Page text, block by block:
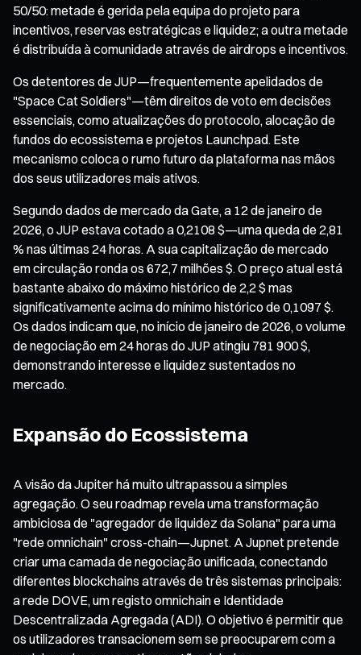
50/50: metade é gerida pela equipa do projeto para
incentivos, reservas estratégicas e liquidez; a outra metade
é distribuída à comunidade através de airdrops e incentivos.
Os detentores de JUP—frequentemente apelidados de
"Space Cat Soldiers"—têm direitos de voto em decisões
essenciais, como atualizações do protocolo, alocação de
fundos do ecossistema e projetos Launchpad. Este
mecanismo coloca o rumo futuro da plataforma nas mãos
dos seus utilizadores mais ativos.
Segundo dados de mercado da Gate, a 12 de janeiro de
2026, o JUP estava cotado a 0,2108 $—uma queda de 2,81
% nas últimas 24 horas. A sua capitalização de mercado
em circulação ronda os 672,7 milhões $. O preço atual está
bastante abaixo do máximo histórico de 2,2 $ mas
significativamente acima do mínimo histórico de 0,1097 $.
Os dados indicam que, no início de janeiro de 2026, o volume
de negociação em 24 horas do JUP atingiu 781 900 $,
demonstrando interesse e liquidez sustentados no
mercado.
Expansão do Ecossistema
A visão da Jupiter há muito ultrapassou a simples
agregação. O seu roadmap revela uma transformação
ambiciosa de "agregador de liquidez da Solana" para uma
"rede omnichain" cross-chain—Jupnet. A Jupnet pretende
criar uma camada de negociação unificada, conectando
diferentes blockchains através de três sistemas principais:
a rede DOVE, um registo omnichain e Identidade
Descentralizada Agregada (ADI). O objetivo é permitir que
os utilizadores transacionem sem se preocuparem com a